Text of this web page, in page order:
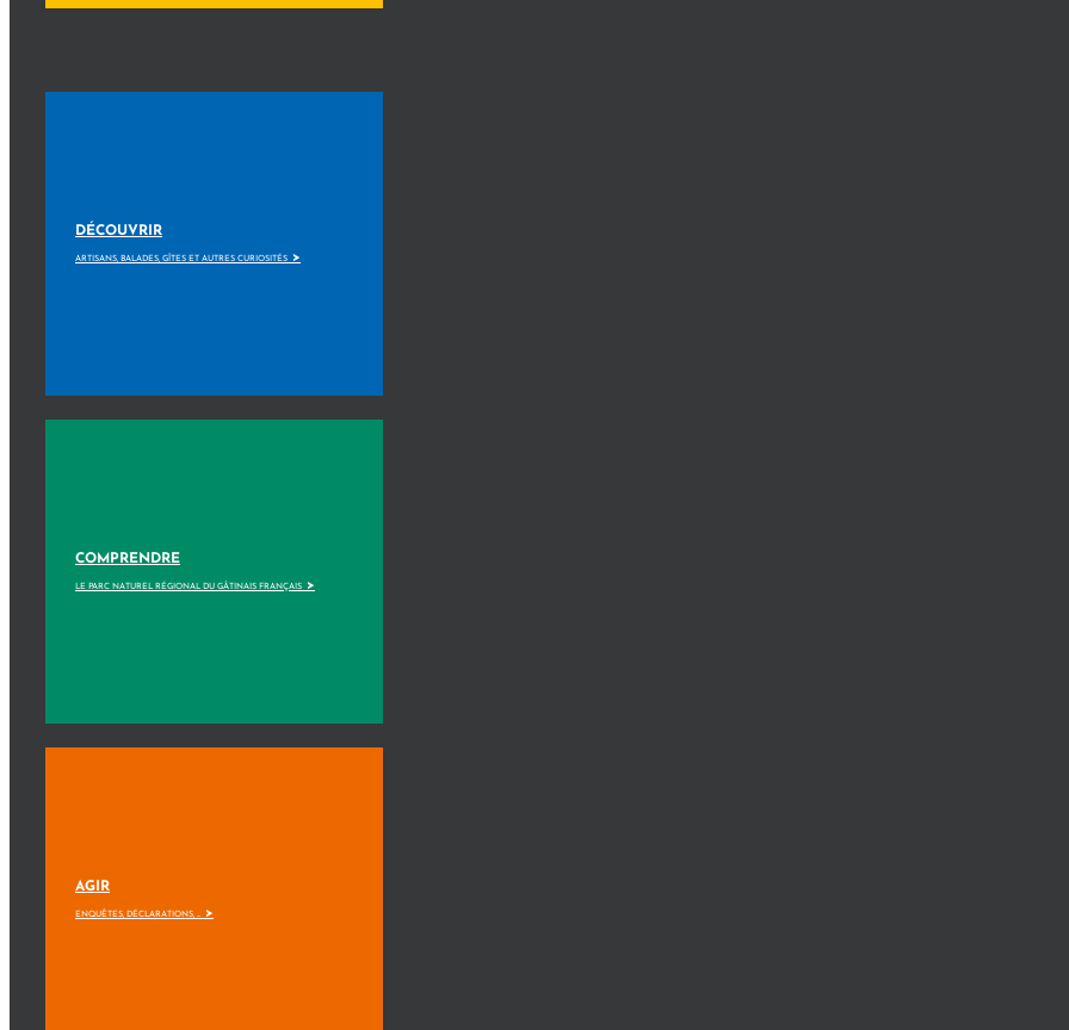
DÉCOUVRIR
ARTISANS, BALADES, GÎTES ET AUTRES CURIOSITÉS >
COMPRENDRE
LE PARC NATUREL RÉGIONAL DU GÂTINAIS FRANÇAIS >
AGIR
ENQUÊTES, DÉCLARATIONS, ... >